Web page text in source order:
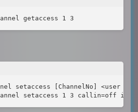
getaccess 1 3
setaccess [ChannelNo]
setaccess 1 3 callin=off